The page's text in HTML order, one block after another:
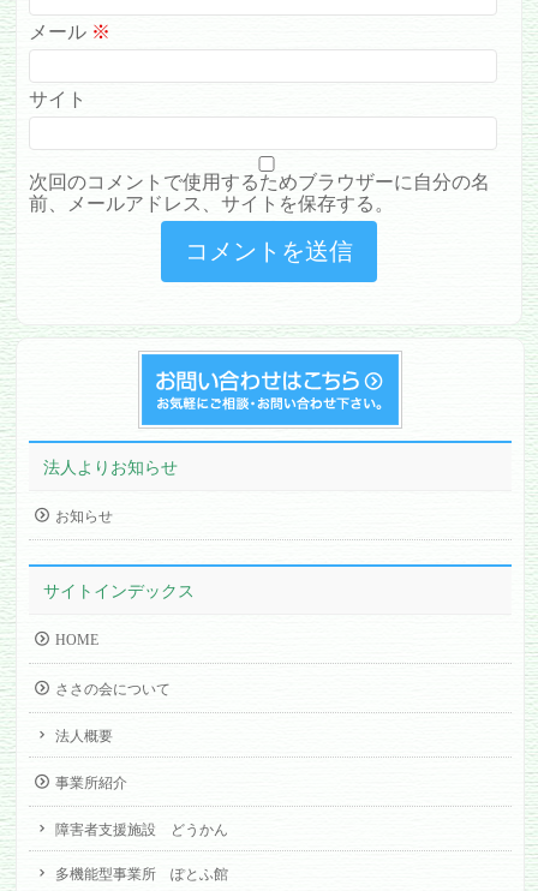
メール ※
サイト
次回のコメントで使用するためブラウザーに自分の名
前、メールアドレス、サイトを保存する。
法人よりお知らせ
お知らせ
サイトインデックス
HOME
ささの会について
法人概要
事業所紹介
障害者支援施設 どうかん
多機能型事業所 ぽとふ館